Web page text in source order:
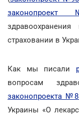
страховании в
Как мы писали
вопросам
законопроекта
Украины «О